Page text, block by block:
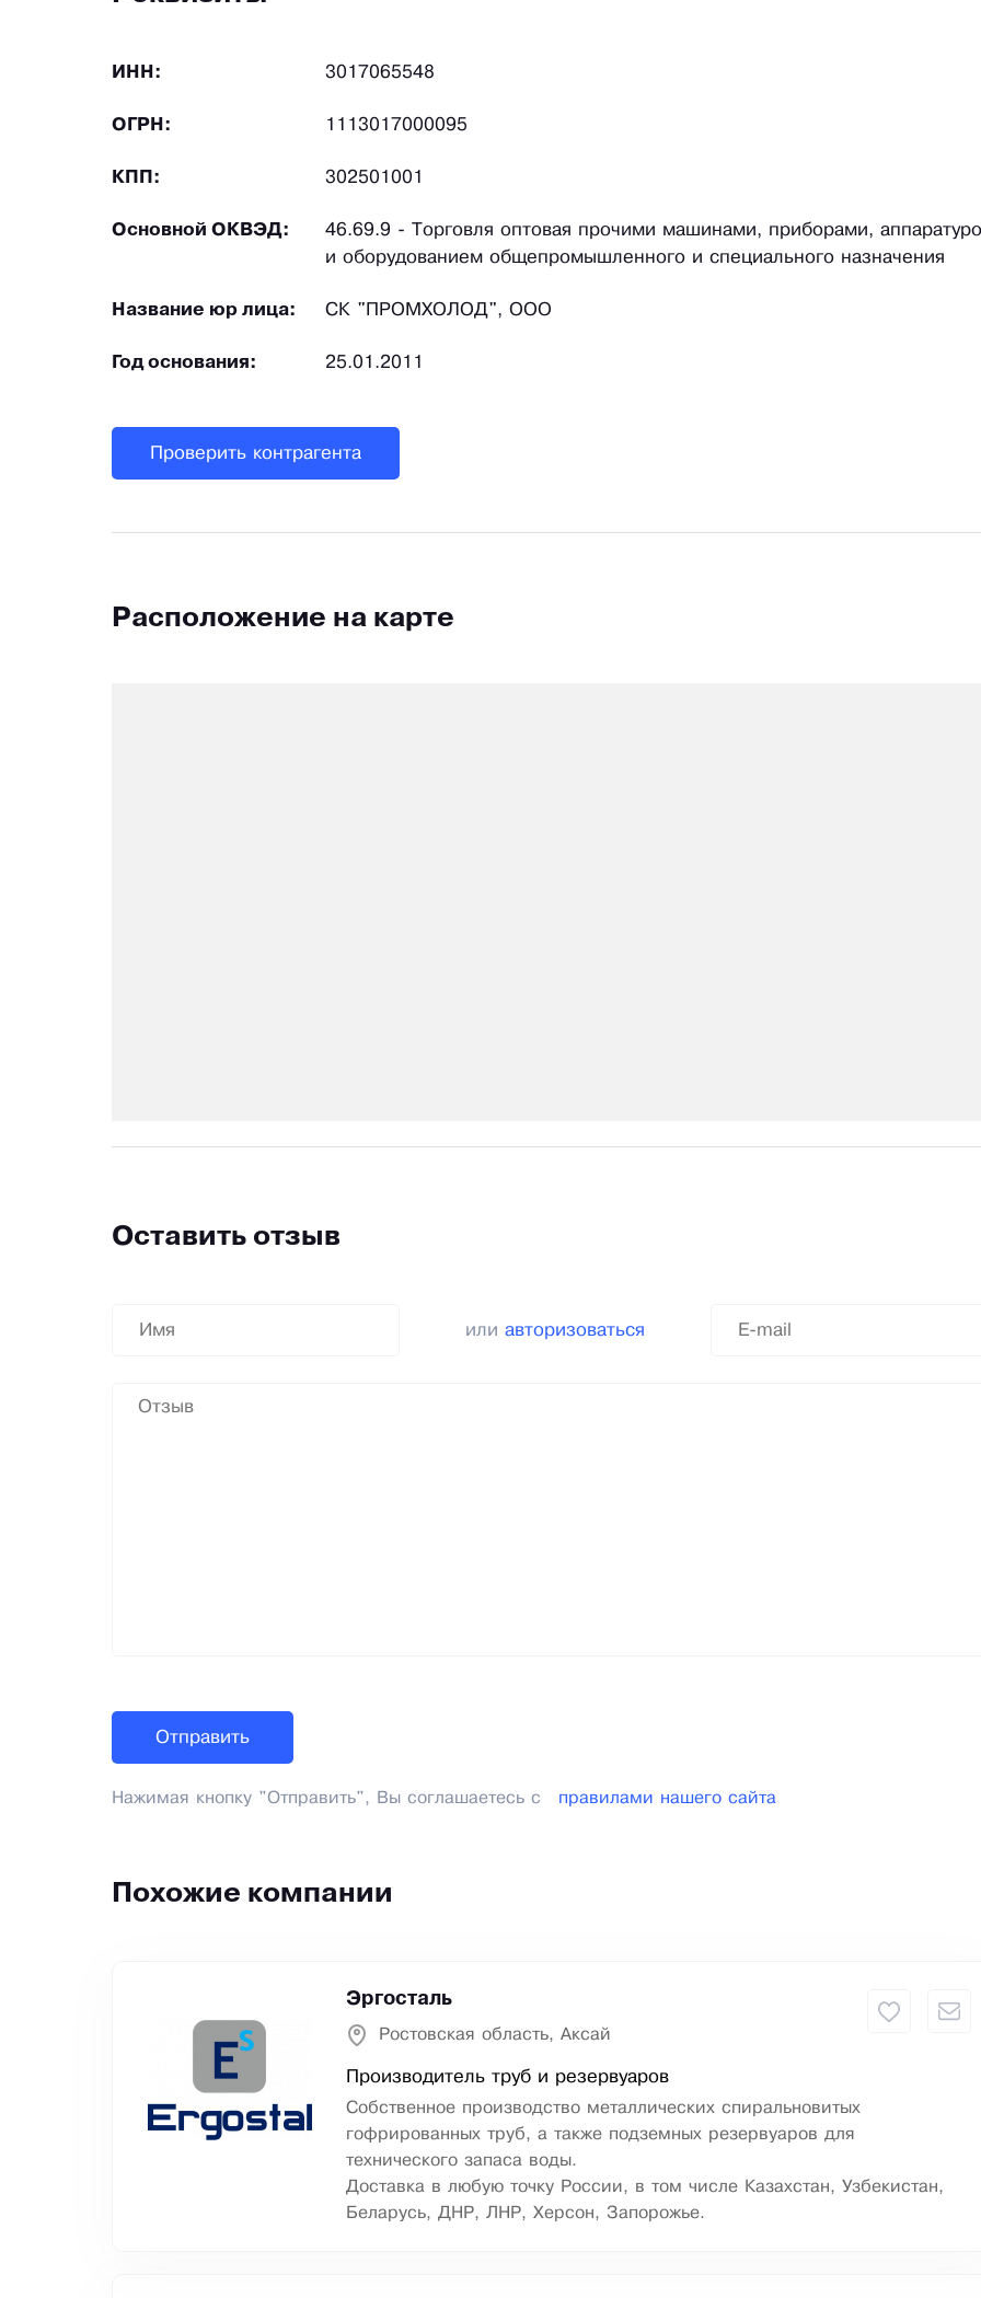
ИНН: 3017065548
ОГРН: 1113017000095
КПП: 302501001
Основной ОКВЭД:
46.69.9 - Торговля оптовая прочими машинами, приборами,
и оборудованием общепромышленного и специального назначения
Название юр лица: СК "ПРОМХОЛОД", ООО
Год основания: 25.01.2011
Проверить контрагента
Расположение на карте
Оставить отзыв
или авторизоваться
Нажимая кнопку "Отправить", Вы соглашаетесь с правилами нашего сайта
Похожие компании
Эргосталь
Ростовская область, Аксай
Производитель труб и резервуаров
Собственное производство металлических спиральновитых
гофрированных труб, а также подземных резервуаров для
технического запаса воды.
Доставка в любую точку России, в том числе Казахстан, Узбекистан,
Беларусь, ДНР, ЛНР, Херсон, Запорожье.